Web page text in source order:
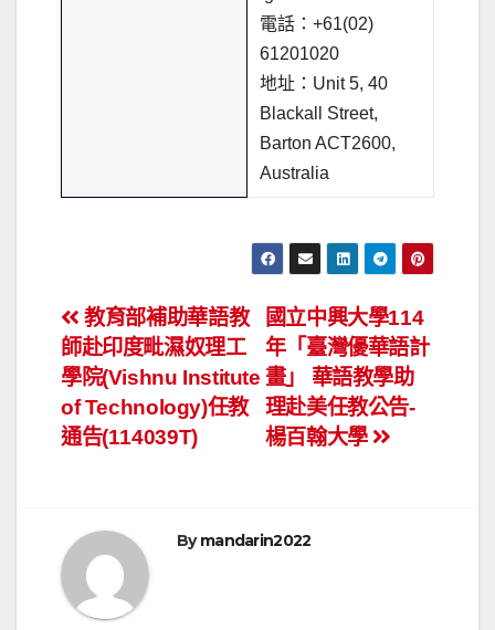
電話：+61(02)
61201020
地址：Unit 5, 40
Blackall Street,
Barton ACT2600,
Australia
文
章
導
國立中興大學114
年「臺灣優華語計
畫」 華語教學助
理赴美任教公告-
楊百翰大學
教育部補助華語教
師赴印度毗濕奴理工
學院(Vishnu Institute
of Technology)任教
通告(114039T)
Bymandarin2022